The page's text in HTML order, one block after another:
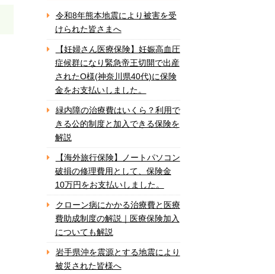
令和8年熊本地震により被害を受
けられた皆さまへ
【妊婦さん医療保険】妊娠高血圧
症候群になり緊急帝王切開で出産
されたO様(神奈川県40代)に保険
金をお支払いしました。
緑内障の治療費はいくら？利用で
きる公的制度と加入できる保険を
解説
【海外旅行保険】ノートパソコン
破損の修理費用として、保険金
10万円をお支払いしました。
クローン病にかかる治療費と医療
費助成制度の解説｜医療保険加入
についても解説
岩手県沖を震源とする地震により
被災された皆様へ